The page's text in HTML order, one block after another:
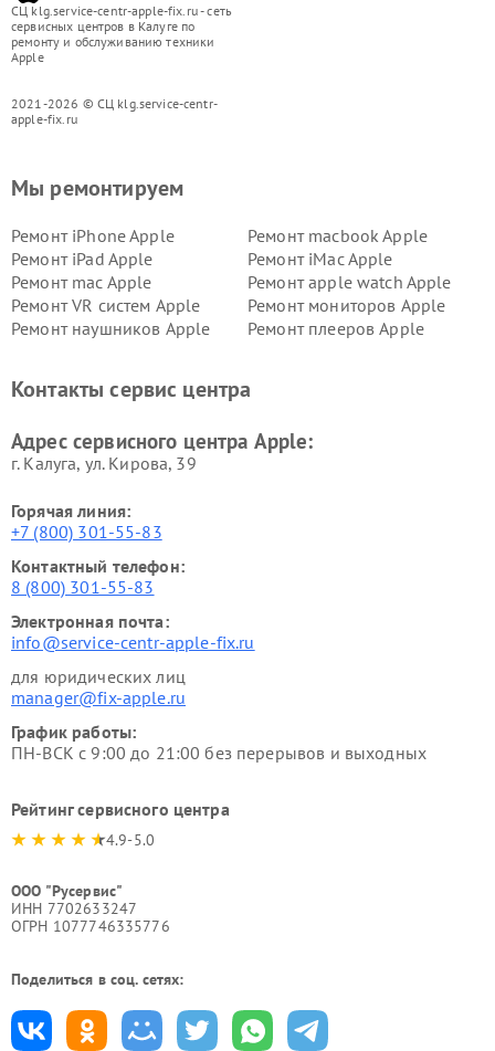
СЦ klg.service-centr-apple-fix.ru - сеть
сервисных центров в Калуге по
ремонту и обслуживанию техники
Apple
2021-2026 © СЦ klg.service-centr-
apple-fix.ru
Мы ремонтируем
Ремонт iPhone Apple
Ремонт macbook Apple
Ремонт iPad Apple
Ремонт iMac Apple
Ремонт mac Apple
Ремонт apple watch Apple
Ремонт VR систем Apple
Ремонт мониторов Apple
Ремонт наушников Apple
Ремонт плееров Apple
Контакты сервис центра
Адрес сервисного центра Apple:
г. Калуга, ул. Кирова, 39
Горячая линия:
+7 (800) 301-55-83
Контактный телефон:
8 (800) 301-55-83
Электронная почта:
info@service-centr-apple-fix.ru
для юридических лиц
manager@fix-apple.ru
График работы:
ПН-ВСК с 9:00 до 21:00 без перерывов и выходных
Рейтинг сервисного центра
4.9-5.0
ООО "Русервис"
ИНН 7702633247
ОГРН 1077746335776
Поделиться в соц. сетях: